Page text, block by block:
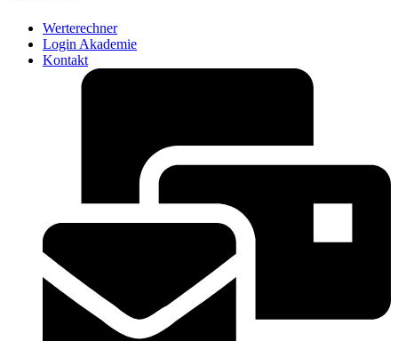
Werterechner
Login Akademie
Kontakt